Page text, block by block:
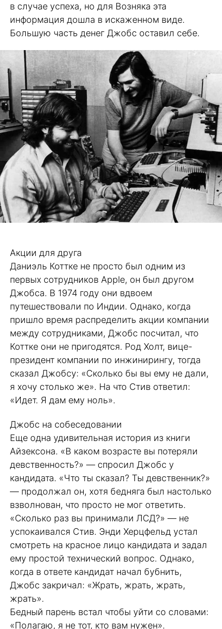
в случае успеха, но для Возняка эта
информация дошла в искаженном виде.
Большую часть денег Джобс оставил себе.
Акции для друга
Даниэль Коттке не просто был одним из
первых сотрудников Apple, он был другом
Джобса. В 1974 году они вдвоем
путешествовали по Индии. Однако, когда
пришло время распределить акции компании
между сотрудниками, Джобс посчитал, что
Коттке они не пригодятся. Род Холт, вице-
президент компании по инжинирингу, тогда
сказал Джобсу: «Сколько бы вы ему не дали,
я хочу столько же». На что Стив ответил:
«Идет. Я дам ему ноль».
Джобс на собеседовании
Еще одна удивительная история из книги
Айзексона. «В каком возрасте вы потеряли
девственность?» — спросил Джобс у
кандидата. «Что ты сказал? Ты девственник?»
— продолжал он, хотя бедняга был настолько
взволнован, что просто не мог ответить.
«Сколько раз вы принимали ЛСД?» — не
успокаивался Стив. Энди Херцфельд устал
смотреть на красное лицо кандидата и задал
ему простой технический вопрос. Однако,
когда в ответе кандидат начал бубнить,
Джобс закричал: «Жрать, жрать, жрать,
жрать».
Бедный парень встал чтобы уйти со словами:
«Полагаю, я не тот, кто вам нужен».